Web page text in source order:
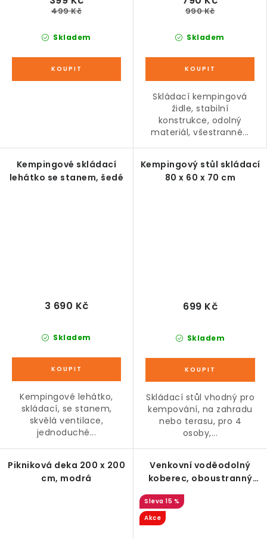
Skladem
499 Kč
Skladem
990 Kč
Skládací kempingová
židle, stabilní
konstrukce, odolný
materiál, všestranné...
Kempingové skládací
lehátko se stanem, šedé
Skladem
3 690 Kč
Kempingové lehátko,
skládací, se stanem,
skvělá ventilace,
jednoduché...
Kempingový stůl skládací
80 x 60 x 70 cm
Skladem
699 Kč
Skládací stůl vhodný pro
kempování, na zahradu
nebo terasu, pro 4
osoby,...
Pikniková deka 200 x 200
cm, modrá
Venkovní voděodolný
koberec, oboustranný
15 %
Akce